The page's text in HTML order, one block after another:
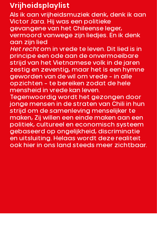
Vrijheidsplaylist
Als ik aan vrijheidsmuziek denk, denk ik aan
Victor Jara. Hij was een politieke
gevangene van het Chileense leger,
vermoord vanwege zijn liedjes. En ik denk
aan zijn lied
Het rechtom in vrede te leven. Dit lied is in
principe een ode aan de onvermoeibare
strijd van het Vietnamese volk in de jaren
zestig en zeventig, maar het is een hymne
geworden van de wil om vrede – in alle
opzichten – te bereiken zodat de hele
mensheid in vrede kan leven.
Tegenwoordig wordt het gezongen door
jonge mensen in de straten van Chili in hun
strijd om de samenleving menselijker te
maken, Zij willen een einde maken aan een
politiek, cultureel en economisch systeem
gebaseerd op ongelijkheid, discriminatie
en uitsluiting. Helaas wordt deze realiteit
ook hier in ons land steeds meer zichtbaar.